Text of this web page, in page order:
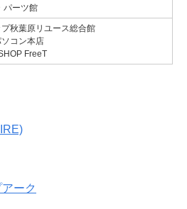
パーツ館
秋葉原リユース総合館
コン本店
FreeT
ーク